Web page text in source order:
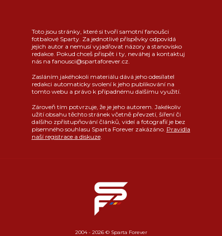
Toto jsou stránky, které si tvoří samotní fanoušci
fotbalové Sparty. Za jednotlivé příspěvky odpovídá
jejich autor a nemusí vyjadřovat názory a stanovisko
redakce. Pokud chceš přispět i ty, neváhej a kontaktuj
nás na fanousci@spartaforever.cz.
Zasláním jakéhokoli materiálu dává jeho odesílatel
redakci automaticky svolení k jeho publikování na
tomto webu a právo k případnému dalšímu využití.
Zároveň tím potvrzuje, že je jeho autorem. Jakékoliv
užití obsahu těchto stránek včetně převzetí, šíření či
dalšího zpřístupňování článků, videí a fotografií je bez
písemného souhlasu Sparta Forever zakázáno. Pravidla
naší registrace a diskuze.
2004 - 2026 © Sparta Forever